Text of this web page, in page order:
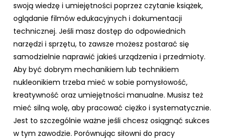
swoją wiedzę i umiejętności poprzez czytanie książek,
oglądanie filmów edukacyjnych i dokumentacji
technicznej. Jeśli masz dostęp do odpowiednich
narzędzi i sprzętu, to zawsze możesz postarać się
samodzielnie naprawić jakieś urządzenia i przedmioty.
Aby być dobrym mechanikiem lub technikiem
nukleonikiem trzeba mieć w sobie pomysłowość,
kreatywność oraz umiejętności manualne. Musisz też
mieć silną wolę, aby pracować ciężko i systematycznie.
Jest to szczególnie ważne jeśli chcesz osiągnąć sukces
w tym zawodzie. Porównując siłowni do pracy